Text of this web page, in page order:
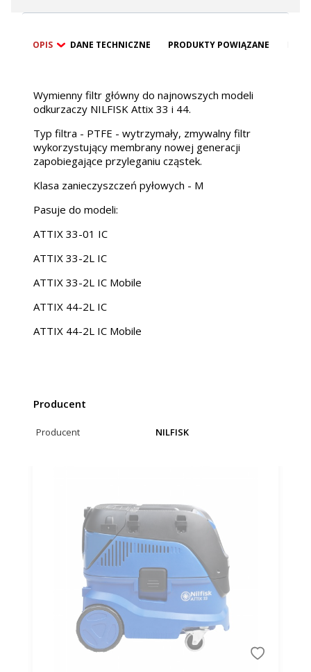
OPIS DANE TECHNICZNE PRODUKTY POWIĄZANE
Wymienny filtr główny do najnowszych modeli
odkurzaczy NILFISK Attix 33 i 44.
Typ filtra - PTFE - wytrzymały, zmywalny filtr
wykorzystujący membrany nowej generacji
zapobiegające przyleganiu cząstek.
Klasa zanieczyszczeń pyłowych - M
Pasuje do modeli:
ATTIX 33-01 IC
ATTIX 33-2L IC
ATTIX 33-2L IC Mobile
ATTIX 44-2L IC
ATTIX 44-2L IC Mobile
Producent
Producent NILFISK